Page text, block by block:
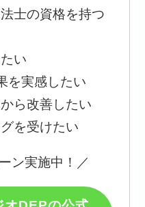
士の資格を持つ
い
を実感したい
ら改善したい
を受けたい
ン実施中！／